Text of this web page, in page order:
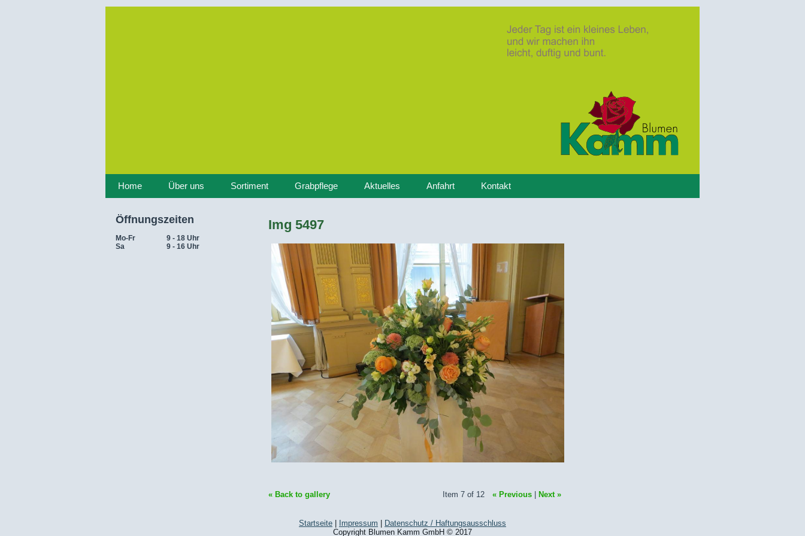
Home Über uns Sortiment Grabpflege Aktuelles Anfahrt Kontakt
Öffnungszeiten
Mo-Fr
9 - 18 Uhr
Sa
9 - 16 Uhr
Img 5497
« Back to gallery Item 7 of 12 « Previous| Next »
Startseite Impressum
Datenschutz / Haftungsausschluss
Copyright Blumen Kamm GmbH © 2017